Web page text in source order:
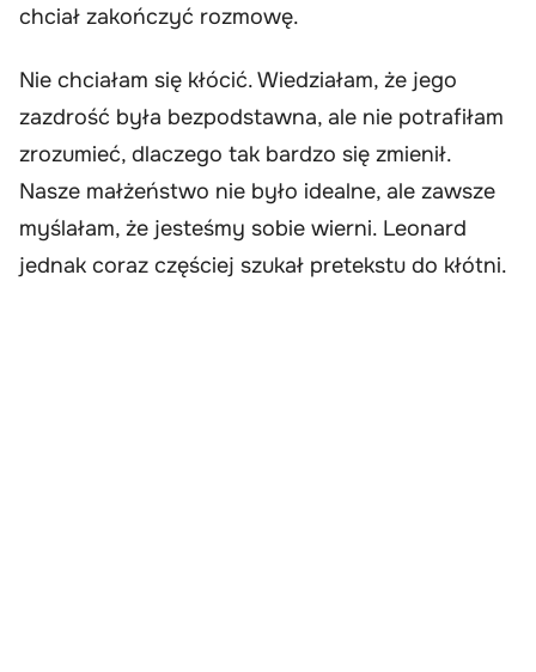
chciał zakończyć rozmowę.
Nie chciałam się kłócić. Wiedziałam, że jego
zazdrość była bezpodstawna, ale nie potrafiłam
zrozumieć, dlaczego tak bardzo się zmienił.
Nasze małżeństwo nie było idealne, ale zawsze
myślałam, że jesteśmy sobie wierni. Leonard
jednak coraz częściej szukał pretekstu do kłótni.